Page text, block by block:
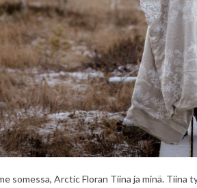
somessa, Arctic Floran Tiina ja minä. Tiina